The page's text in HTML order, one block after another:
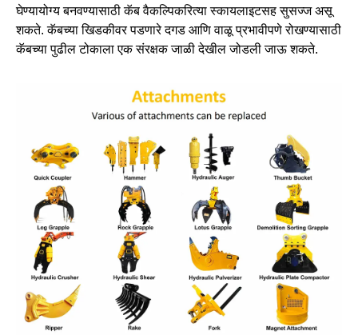
घेण्यायोग्य बनवण्यासाठी कॅब वैकल्पिकरित्या स्कायलाइटसह सुसज्ज असू
शकते. कॅबच्या खिडकीवर पडणारे दगड आणि वाळू प्रभावीपणे रोखण्यासाठी
कॅबच्या पुढील टोकाला एक संरक्षक जाळी देखील जोडली जाऊ शकते.